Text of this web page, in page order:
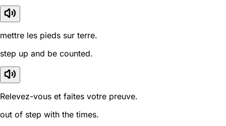
mettre les pieds sur terre.
step up and be counted.
Relevez-vous et faites votre preuve.
out of step with the times.